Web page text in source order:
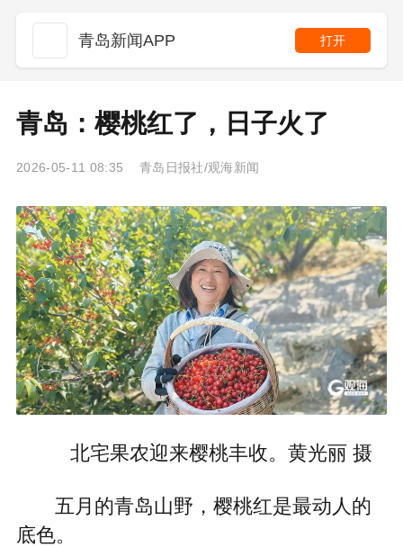
青岛新闻APP 打开
青岛：樱桃红了，日子火了
2026-05-11 08:35 青岛日报社/观海新闻
北宅果农迎来樱桃丰收。黄光丽 摄
五月的青岛山野，樱桃红是最动人的
底色。